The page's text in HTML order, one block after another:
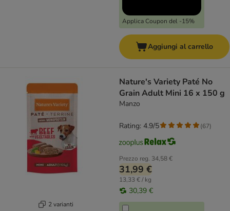
Applica Coupon del -15%
Aggiungi al carrello
2 varianti
Nature's Variety Paté No
Grain Adult Mini 16 x 150 g
Manzo
Prezzo reg. 34,58 €
31,99 €
13,33 € / kg
30,39 €
Rating: 4.9/5 (67)